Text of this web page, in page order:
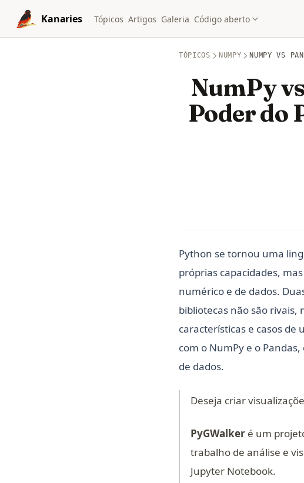
Skip to content
Kanaries
Tópicos Artigos Galeria Código aberto
TÓPICOS NUMPY NUMPY VS
NumPy
Poder do
Python se tornou uma
próprias capacidades,
numérico e de dados.
bibliotecas não são rivais,
características e casos
com o NumPy e o
de dados.
Deseja criar
PyGWalkeré um
trabalho de análise e
Jupyter Notebook.